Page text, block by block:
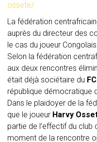
ossete/
La fédération
auprès du directeur des
le cas du joueur Congolais
Selon la fédération
aux deux rencontres
était déjà sociétaire du
république démocratique
Dans le plaidoyer de la
que le joueur Harvy
partie de l’effectif du club
moment de la rencontre